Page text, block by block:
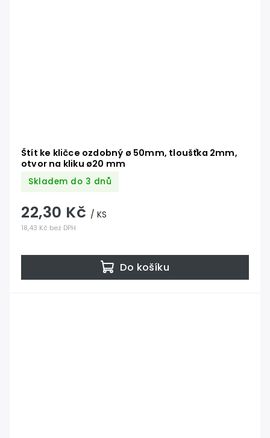
Štít ke kličce ozdobný ø 50mm, tloušťka 2mm,
otvor na kliku ø20 mm
Skladem do 3 dnů
18,43 Kč bez DPH
22,30 Kč / KS
Do košíku